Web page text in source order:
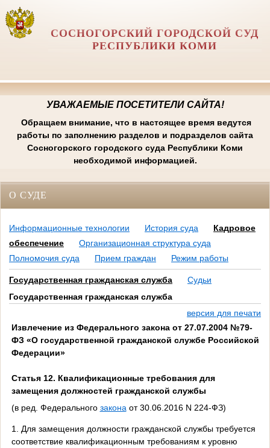
СОСНОГОРСКИЙ ГОРОДСКОЙ СУД
РЕСПУБЛИКИ КОМИ
УВАЖАЕМЫЕ ПОСЕТИТЕЛИ САЙТА!
Обращаем внимание, что в настоящее время ведутся
работы по заполнению разделов и подразделов сайта
Сосногорского городского суда Республики Коми
необходимой информацией.
О СУДЕ
Информационные технологии История суда
Кадровое
обеспечение
Организационная структура суда
Полномочия суда
Прием граждан Режим работы
Государственная гражданская служба
Судьи
Государственная гражданская служба
версия для печати
Извлечение из Федерального закона от 27.07.2004 №79-
ФЗ «О государственной гражданской службе Российской
Федерации»
Статья 12. Квалификационные требования для
замещения должностей гражданской службы
(в ред. Федерального законаот 30.06.2016 N 224-ФЗ)
1. Для замещения должности гражданской службы требуется
соответствие квалификационным требованиям к уровню